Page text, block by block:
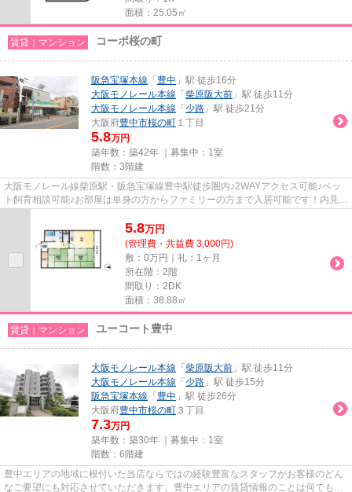
面積：25.05㎡
賃貸｜マンション コーポ桜の町
阪急宝塚本線 「 豊中 」駅 徒歩16分
大阪モノレール本線 「 柴原阪大前 」駅 徒歩11分
大阪モノレール本線 「 少路 」駅 徒歩21分
大阪府豊中市桜の町 １丁目
5.8万円
築年数：築42年 ｜募集中： 1室
階数：3階建
大阪モノレール線柴原駅・阪急宝塚線豊中駅徒歩圏内♪2WAYアクセス可能♪ペッ
ト飼育相談可能♪お部屋は単身の方からファミリーの方まで入居可能です！内見は
5.8万円
(管理費・共益費 3,000円)
敷：0万円｜礼：1ヶ月
所在階：2階
間取り：2DK
面積：38.88㎡
賃貸｜マンション ユーコート豊中
大阪モノレール本線 「 柴原阪大前 」駅 徒歩11分
大阪モノレール本線 「 少路 」駅 徒歩15分
阪急宝塚本線 「 豊中 」駅 徒歩26分
大阪府豊中市桜の町 ３丁目
7.3万円
築年数：築30年 ｜募集中： 1室
階数：6階建
豊中エリアの地域に根付いた当店ならではの経験豊富なスタッフがお客様のどん
なご要望にも対応させていただきます。豊中エリアの賃貸情報のことは何でもお